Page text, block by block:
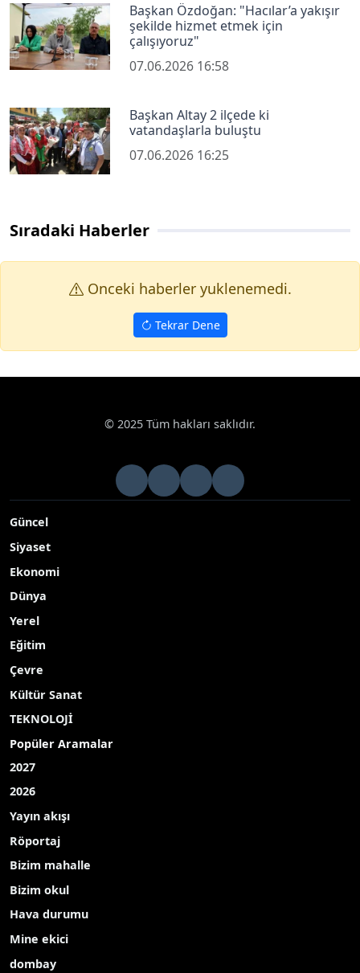
Başkan Özdoğan: "Hacılar’a yakışır
şekilde hizmet etmek için
çalışıyoruz"
07.06.2026 16:58
Başkan Altay 2 ilçede ki
vatandaşlarla buluştu
07.06.2026 16:25
Sıradaki Haberler
Onceki haberler yuklenemedi.
Tekrar Dene
© 2025 Tüm hakları saklıdır.
Güncel
Siyaset
Ekonomi
Dünya
Yerel
Eğitim
Çevre
Kültür Sanat
TEKNOLOJİ
Popüler Aramalar
2027
2026
Yayın akışı
Röportaj
Bizim mahalle
Bizim okul
Hava durumu
Mine ekici
dombay